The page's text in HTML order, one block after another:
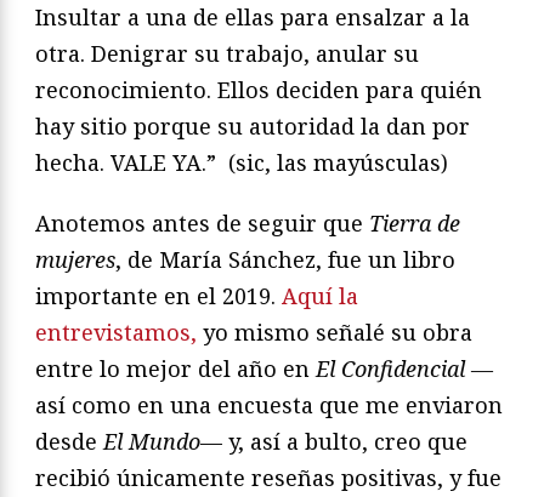
Insultar a una de ellas para ensalzar a la
otra. Denigrar su trabajo, anular su
reconocimiento. Ellos deciden para quién
hay sitio porque su autoridad la dan por
hecha. VALE YA.” (sic, las mayúsculas)
Anotemos antes de seguir que Tierra de
mujeres, de María Sánchez, fue un libro
importante en el 2019. Aquí la
entrevistamos, yo mismo señalé su obra
entre lo mejor del año en El Confidencial —
así como en una encuesta que me enviaron
desde El Mundo— y, así a bulto, creo que
recibió únicamente reseñas positivas, y fue